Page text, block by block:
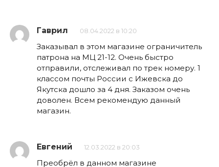
Гаврил 08.04.2022 в 10:20
Заказывал в этом магазине ограничитель
патрона на МЦ 21-12. Очень быстро
отправили, отслеживал по трек номеру. 1
классом почты России с Ижевска до
Якутска дошло за 4 дня. Заказом очень
доволен. Всем рекомендую данный
магазин.
Евгений 12.03.2022 в 20:03
Преобрёл в данном магазине